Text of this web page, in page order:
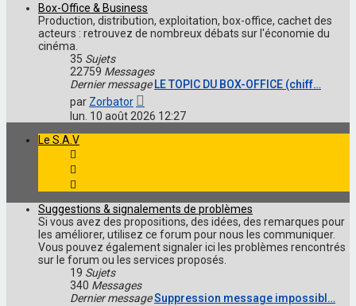
Box-Office & Business
Production, distribution, exploitation, box-office, cachet des
acteurs : retrouvez de nombreux débats sur l'économie du
cinéma.
35 Sujets
22759 Messages
Dernier message LE TOPIC DU BOX-OFFICE (chiff…
par Zorbator
le
dernier
message
lun. 10 août 2026 12:27
Le S.A.V
Suggestions & signalements de problèmes
Si vous avez des propositions, des idées, des remarques pour
les améliorer, utilisez ce forum pour nous les communiquer.
Vous pouvez également signaler ici les problèmes rencontrés
sur le forum ou les services proposés.
19 Sujets
340 Messages
Dernier messageSuppression message impossibl…